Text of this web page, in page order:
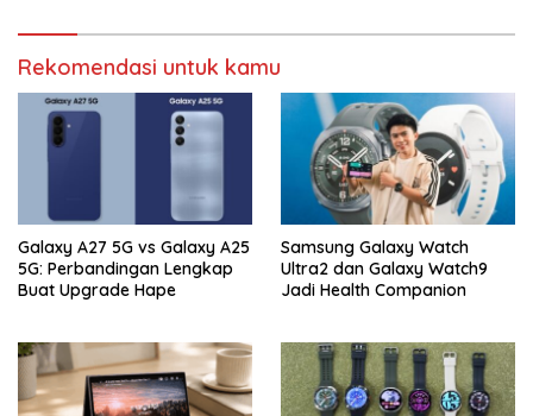
Rekomendasi untuk kamu
Galaxy A27 5G vs Galaxy A25
5G: Perbandingan Lengkap
Buat Upgrade Hape
Samsung Galaxy Watch
Ultra2 dan Galaxy Watch9
Jadi Health Companion